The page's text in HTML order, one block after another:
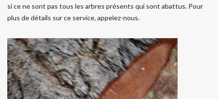
si ce ne sont pas tous les arbres présents qui sont abattus. Pour
plus de détails sur ce service, appelez-nous.